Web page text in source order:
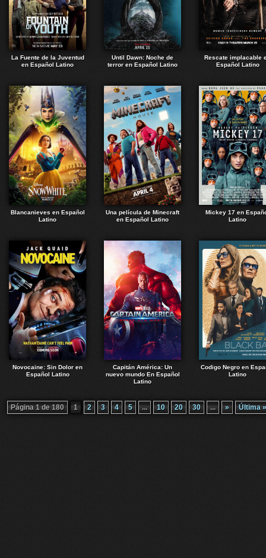
La Fuente de la Juventud
en Español Latino
Until Dawn: Noche de
terror en Español Latino
Rescate implacable
Español Latino
Blancanieves en Español
Latino
Una película de Minecraft
en Español Latino
Mickey 17 en
Latino
Novocaine: Sin Dolor en
Español Latino
Capitán América: Un
nuevo mundo En Español
Latino
Codigo Negro en
Latino
Página 1 de 180 1 2 3 4 5 ... 10 20 30 ... » Última »